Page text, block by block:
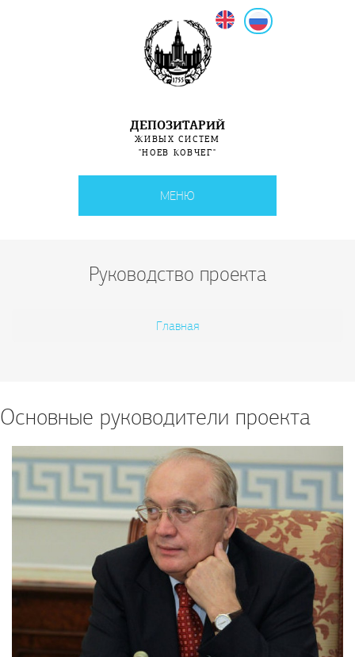
EnglishРусский
ДЕПОЗИТАРИЙ
ЖИВЫХ СИСТЕМ
"НОЕВ КОВЧЕГ"
МЕНЮ
Руководство проекта
Главная
Основные руководители проекта